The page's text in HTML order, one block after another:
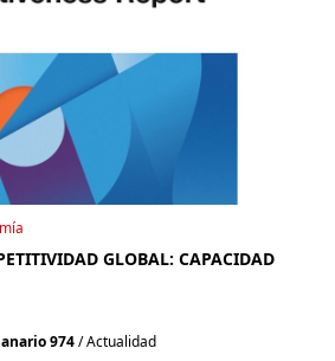
GLOBAL: CAPACIDAD
974/ Actualidad